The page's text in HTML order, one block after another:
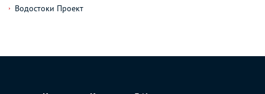
Водостоки Проект